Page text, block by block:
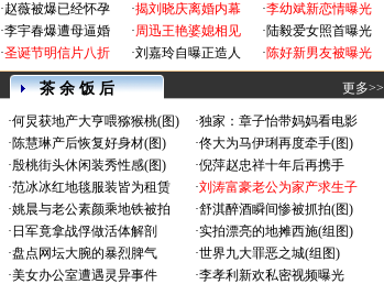
·赵薇被爆已经怀孕
·李宇春爆遭母逼婚
·圣诞节明信片八折
·揭刘晓庆离婚内幕
·周迅王艳婆媳相见
·刘嘉玲自曝正造人
·李幼斌新恋情曝光
·陆毅爱女照首曝光
·陈好新男友被曝光
茶 余 饭 后 更多>>
·何炅获地产大亨喂猕猴桃(图) ·独家：章子怡带妈妈看电影
·陈慧琳产后恢复好身材(图) ·佟大为马伊琍再度牵手(图)
·殷桃街头休闲装秀性感(图) ·倪萍赵忠祥十年后再携手
·范冰冰红地毯服装皆为租赁 ·刘涛富豪老公为家产求生子
·姚晨与老公素颜乘地铁被拍 ·舒淇醉酒瞬间惨被抓拍(图)
· 日军竟拿战俘做活体解剖 ·实拍漂亮的地摊西施(组图)
·盘点网坛大腕的暴烈脾气 ·世界九大罪恶之城(组图)
·美女办公室遭遇灵异事件 ·李孝利新欢私密视频曝光